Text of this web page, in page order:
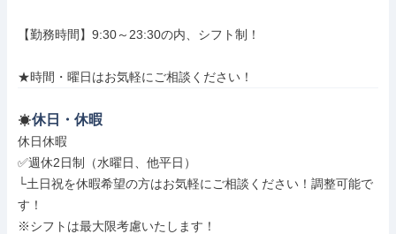
【勤務時間】9:30～23:30の内、シフト制！
★時間・曜日はお気軽にご相談ください！
休日・休暇
休日休暇
✅週休2日制（水曜日、他平日）
└土日祝を休暇希望の方はお気軽にご相談ください！調整可能で
す！
※シフトは最大限考慮いたします！